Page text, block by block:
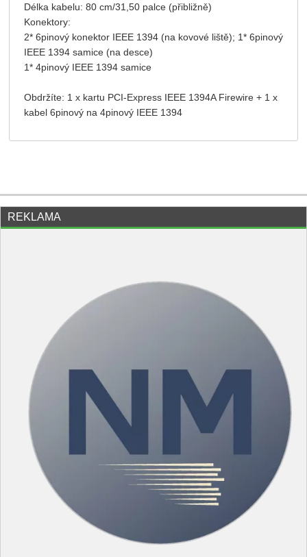
Délka kabelu: 80 cm/31,50 palce (přibližně)
Konektory:
2* 6pinový konektor IEEE 1394 (na kovové liště); 1* 6pinový
IEEE 1394 samice (na desce)
1* 4pinový IEEE 1394 samice
Obdržíte: 1 x kartu PCI-Express IEEE 1394A Firewire + 1 x
kabel 6pinový na 4pinový IEEE 1394
REKLAMA